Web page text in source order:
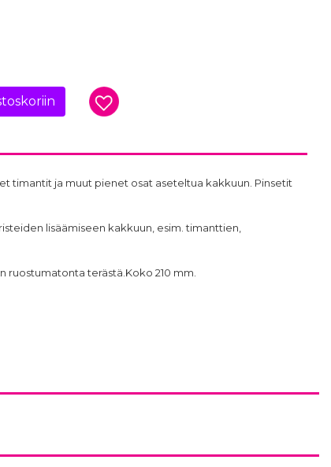
timantit ja muut pienet osat aseteltua kakkuun. Pinsetit
lisäämiseen kakkuun, esim. timanttien,
ruostumatonta terästä.Koko 210 mm.